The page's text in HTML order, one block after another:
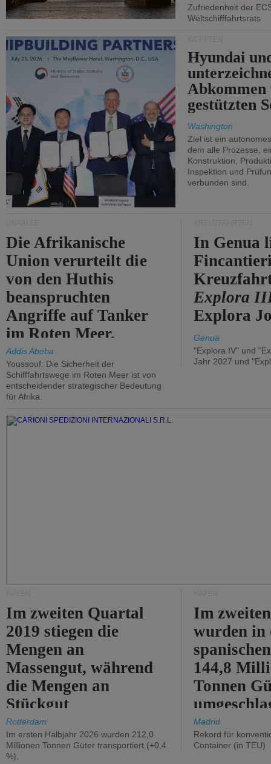
Zufriedenheit der
Weltschifffahrtsrats
Hyundai
gestützten
Washington
Ziel ist ein
dem alle Prozesse,
Konstruktion,
Inspektion und
verbunden sind.
Die Afrikanische
Union verurteilt die
von den Huthis
beanspruchten
Angriffe auf Tanker
im Roten Meer.
Addis Abeba
Youssouf: Die Sicherheit der
Schifffahrtswege im Roten Meer ist von
entscheidender strategischer Bedeutung
für Afrika.
In Genua
Explora
Explora
Genua
"Explora IV" und
Jahr 2027 und
Im zweiten Quartal
2019 stiegen die
Mengen an
Massengut, während
die Mengen an
Stückgut
zurückgingen.
Rotterdam
Im ersten Halbjahr 2026 wurden 212,0
Millionen Tonnen Güter transportiert (+0,4
%).
Im
wurden in
144,8
Tonnen
%).
Madrid
Rekord für
Container (in TEU)